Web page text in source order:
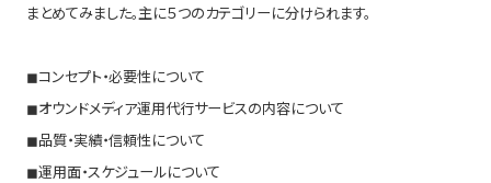
まとめてみました。主に５つのカテゴリーに分けられます。
◼︎コンセプト・必要性について
◼︎オウンドメディア運用代行サービスの内容について
◼︎品質・実績・信頼性について
◼︎運用面・スケジュールについて